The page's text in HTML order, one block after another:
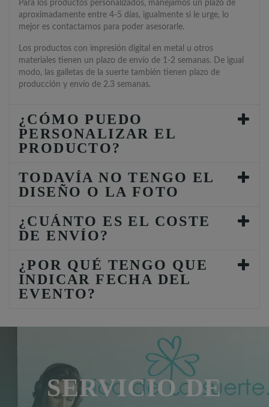
Para los productos personalizados, manejamos un plazo de
aproximadamente entre 4-5 días, igualmente si le urge, lo
mejor es contactarnos para poder asesorarle.
Los productos con impresión digital en metal u otros
materiales tienen un plazo de envío de 1-2 semanas. De igual
modo, las galletas de la suerte también tienen plazo de
producción y envío de 2.3 semanas.
¿CÓMO PUEDO
PERSONALIZAR EL
PRODUCTO?
TODAVÍA NO TENGO EL
DISEÑO O LA FOTO
¿CUÁNTO ES EL COSTE
DE ENVÍO?
¿POR QUÉ TENGO QUE
INDICAR FECHA DEL
EVENTO?
SERVICIO DE